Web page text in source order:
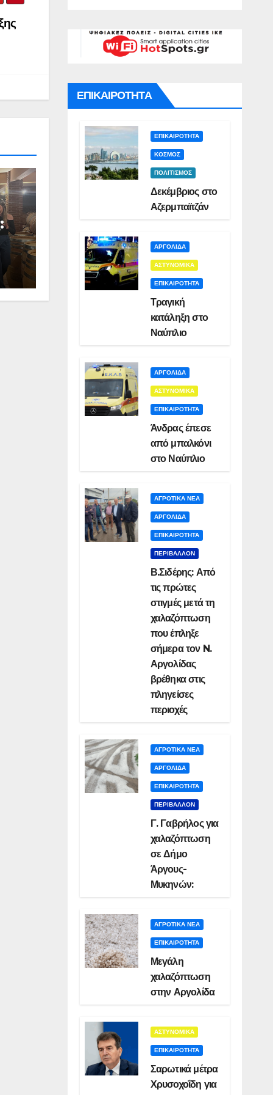
της
ΕΠΙΚΑΙΡΟΤΗΤΑ
ΕΠΙΚΑΙΡΟΤΗΤΑ
ΚΟΣΜΟΣ
ΠΟΛΙΤΙΣΜΟΣ
Δεκέμβριος στο
Αζερμπαϊτζάν
ΑΡΓΟΛΙΔΑ
ΑΣΤΥΝΟΜΙΚΑ
ΕΠΙΚΑΙΡΟΤΗΤΑ
Τραγική
κατάληξη στο
Ναύπλιο
ΑΡΓΟΛΙΔΑ
ΑΣΤΥΝΟΜΙΚΑ
ΕΠΙΚΑΙΡΟΤΗΤΑ
Άνδρας έπεσε
από μπαλκόνι
στο Ναύπλιο
ΑΓΡΟΤΙΚΑ ΝΕΑ
ΑΡΓΟΛΙΔΑ
ΕΠΙΚΑΙΡΟΤΗΤΑ
ΠΕΡΙΒΑΛΛΟΝ
Β.Σιδέρης: Από
τις πρώτες
στιγμές μετά τη
χαλαζόπτωση
που έπληξε
σήμερα τον N.
Αργολίδας
βρέθηκα στις
πληγείσες
περιοχές
ΑΓΡΟΤΙΚΑ ΝΕΑ
ΑΡΓΟΛΙΔΑ
ΕΠΙΚΑΙΡΟΤΗΤΑ
ΠΕΡΙΒΑΛΛΟΝ
Γ. Γαβρήλος για
χαλαζόπτωση
σε Δήμο
Άργους-
Μυκηνών:
ΑΓΡΟΤΙΚΑ ΝΕΑ
ΕΠΙΚΑΙΡΟΤΗΤΑ
Μεγάλη
χαλαζόπτωση
στην Αργολίδα
ΑΣΤΥΝΟΜΙΚΑ
ΕΠΙΚΑΙΡΟΤΗΤΑ
Σαρωτικά μέτρα
Χρυσοχοΐδη για